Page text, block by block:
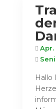
Apr.
Hallo